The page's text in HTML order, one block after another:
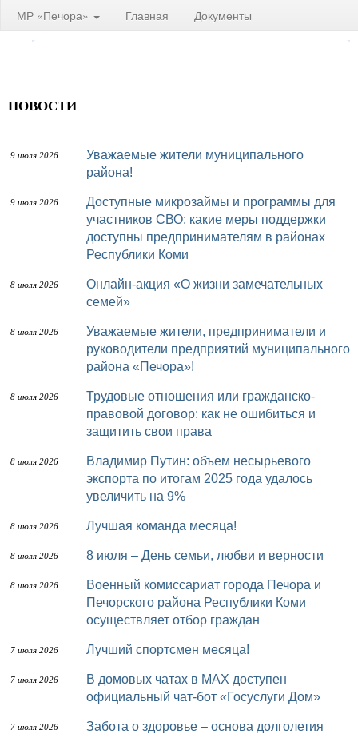
МР «Печора» Главная Документы
НОВОСТИ
9 июля 2026
Уважаемые жители муниципального
района!
9 июля 2026
Доступные микрозаймы и программы для
участников СВО: какие меры поддержки
доступны предпринимателям в районах
Республики Коми
8 июля 2026
Онлайн-акция «О жизни замечательных
семей»
8 июля 2026
Уважаемые жители, предприниматели и
руководители предприятий муниципального
района «Печора»!
8 июля 2026
Трудовые отношения или гражданско-
правовой договор: как не ошибиться и
защитить свои права
8 июля 2026
Владимир Путин: объем несырьевого
экспорта по итогам 2025 года удалось
увеличить на 9%
8 июля 2026 Лучшая команда месяца!
8 июля 2026 8 июля – День семьи, любви и верности
8 июля 2026
Военный комиссариат города Печора и
Печорского района Республики Коми
осуществляет отбор граждан
7 июля 2026 Лучший спортсмен месяца!
7 июля 2026
В домовых чатах в МАХ доступен
официальный чат-бот «Госуслуги Дом»
7 июля 2026 Забота о здоровье – основа долголетия